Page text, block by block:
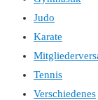
Judo
Karate
Tennis
Verschiedenes